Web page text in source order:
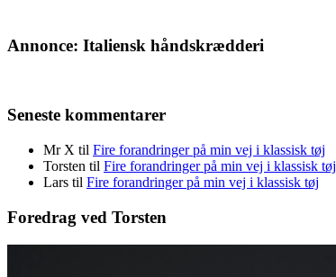
Annonce: Italiensk håndskrædderi
Seneste kommentarer
Mr X til Fire forandringer på min vej i klassisk tøj
Torsten til Fire forandringer på min vej i klassisk tøj
Lars til Fire forandringer på min vej i klassisk tøj
Foredrag ved Torsten